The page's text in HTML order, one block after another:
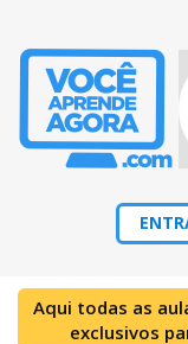
Aqui todas as
exclusivos